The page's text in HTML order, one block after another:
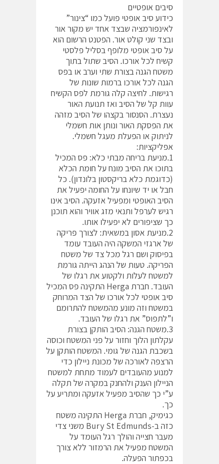
סיבים אופטיים
כידוע סיב אופטי פועל כמו “צינור”
לאינפורמציה שבצד אחד יש מקור אור
ובצד שני קולט אור. הפטנט הרשום הוא
על סיב אופטי מלופף בסליל פלסטי
קשיח לכל אורכו. הסיב שתול בתוך
משטח הגנה בצורת שתי וערב או בפס
הגנה לכל אורכו ברמות שונות של
רגישות. לחיצה קלה גורמת לפס הקשיח
עוות קל של הסיב ואז תנועת האור
נעצרת. הסנסור בקצהו של הסיב מזהה
את הפסקת האור ונותן אות חשמלי
לניתוק או הפעלת מעגל חשמלי.
אפליקציות:
1.מניעת בריחה מבתי כלא: פס המכיל
בתוכו את הסיב מונח על חומת הכלא
(כדוגמת כלא בריקסטון בלונדון). כל
חבל או יד שיונחו על החומה יפעיל את
הסיב האופטי ומפעיל אזעקה. הסיב אינו
רגיש לערפל ותנאי מזג אוויר והוא תוכנן
כך שציפורים לא יפעילו אותו.
2.מניעת אסון במשאית: לצורך פריקה
של ארגזי המשקה היה העובד עומד
בפיסוק ושם רגל מכל צד של משטח
הפריקה. טעות של הנהג הייתה גורמת
למשטח לעלות ולקטוע את רגלו של
העובד. חברת Herga התקינה פס המכיל
סיב אופטי לכל אורכו של הצד המרוחק
במשטח וזה מונע מהמשטח להתרומם
ו”לתפוס” את רגלו של העובד.
3.משטח הגנה: הסיב הותקן בצורת
עקלתון הלוך וחזור על פני המשטח וכוסה
בשכבת הגנה של גומי. המשטח הותקן על
הרצפה לאורכה של מכונת ניילון כדי
למנוע מהעובדים לעמוד מתחת למשטח
הניילון הענק ולהחנק במקרה של תקלה
ע”י כך שהסיב מפעיל אזעקה ומתריע על
כך.
כגימיק, חברת Herga התקינה משטח
כזה ב-Bury St Edmunds משני צדי
מעבר חצייה והולך רגל העומד על
המשטח מפעיל את הרמזור ללא צורך
בכפתור הפעלה.